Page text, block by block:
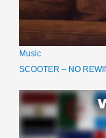
Music
SCOOTER – NO